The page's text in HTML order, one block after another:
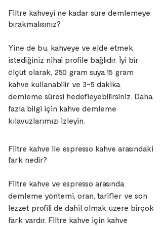
Filtre kahveyi ne kadar süre demlemeye
bırakmalısınız?
Yine de bu, kahveye ve elde etmek
istediğiniz nihai profile bağlıdır. İyi bir
ölçüt olarak, 250 gram suya 15 gram
kahve kullanabilir ve 3-5 dakika
demleme süresi hedefleyebilirsiniz. Daha
fazla bilgi için kahve demleme
kılavuzlarımızı izleyin.
Filtre kahve ile espresso kahve arasındaki
fark nedir?
Filtre kahve ve espresso arasında
demleme yöntemi, oran, tarifler ve son
lezzet profili de dahil olmak üzere birçok
fark vardır. Filtre kahve için kahve